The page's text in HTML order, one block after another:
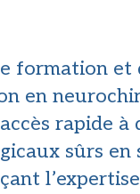
formation et
en
rapide à
sûrs en